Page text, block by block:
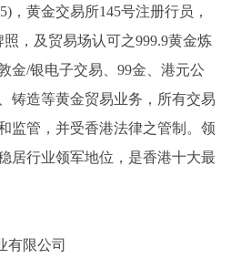
，黄金交易所145号注册行员，
，及贸易场认可之999.9黄金炼
金/银电子交易、99金、港元公
铸造等黄金贸易业务，所有交易
监管，并受香港法律之管制。领
居行业领军地位，是香港十大最
有限公司